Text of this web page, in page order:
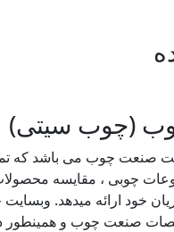
(چوب سیتی)
صنعت چوب می باشد که
چوبی ، مقایسه
خود ارائه میدهد.
صنعت چوب و همینطور